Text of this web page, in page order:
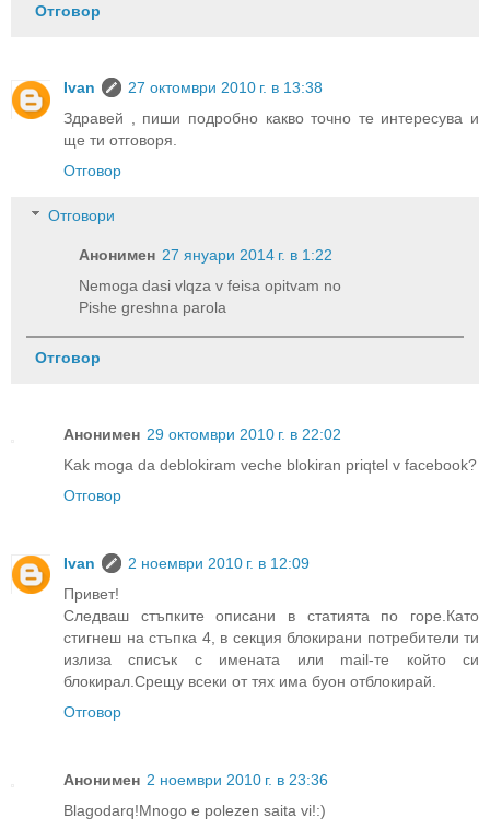
Отговор
Ivan
27 октомври 2010 г. в 13:38
Здравей , пиши подробно какво точно те интересува и
ще ти отговоря.
Отговор
Отговори
Анонимен 27 януари 2014 г. в 1:22
Nemoga dasi vlqza v feisa opitvam no
Pishe greshna parola
Отговор
Анонимен 29 октомври 2010 г. в 22:02
Kak moga da deblokiram veche blokiran priqtel v facebook?
Отговор
Ivan
2 ноември 2010 г. в 12:09
Привет!
Следваш стъпките описани в статията по горе.Като
стигнеш на стъпка 4, в секция блокирани потребители ти
излиза списък с имената или mail-те който си
блокирал.Срещу всеки от тях има буон отблокирай.
Отговор
Анонимен 2 ноември 2010 г. в 23:36
Blagodarq!Mnogo e polezen saita vi!:)